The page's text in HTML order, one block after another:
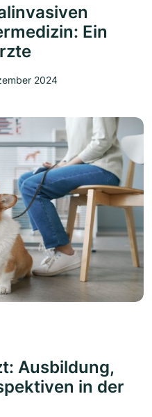
Ein
2024
Ausbildung,
in der